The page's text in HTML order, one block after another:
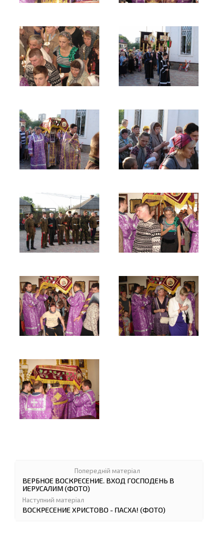
ВЕРБНОЕ ВОСКРЕСЕНИЕ. ВХОД ГОСПОДЕНЬ В
ИЕРУСАЛИМ (ФОТО)
ВОСКРЕСЕНИЕ ХРИСТОВО - ПАСХА! (ФОТО)